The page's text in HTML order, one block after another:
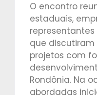
O encontro
estaduais,
representantes
que
projetos com
Rondônia. Na
abordadas